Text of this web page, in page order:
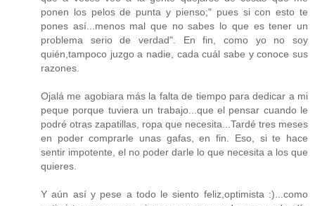
ponen los pelos de punta y pienso;" pues si con esto te
pones así...menos mal que no sabes lo que es tener un
problema serio de verdad". En fin, como yo no soy
quién,tampoco juzgo a nadie, cada cuál sabe y conoce sus
razones.
Ojalá me agobiara más la falta de tiempo para dedicar a mi
peque porque tuviera un trabajo...que el pensar cuando le
podré otras zapatillas, ropa que necesita...Tardé tres meses
en poder comprarle unas gafas, en fin. Eso, si te hace
sentir impotente, el no poder darle lo que necesita a los que
quieres.
Y aún así y pese a todo le siento feliz,optimista :)...como